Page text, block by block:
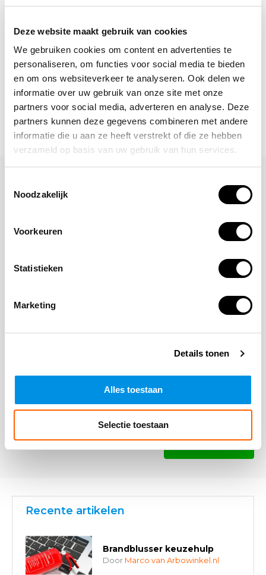
Deze website maakt gebruik van cookies
We gebruiken cookies om content en advertenties te
personaliseren, om functies voor social media te bieden
en om ons websiteverkeer te analyseren. Ook delen we
informatie over uw gebruik van onze site met onze
partners voor social media, adverteren en analyse. Deze
partners kunnen deze gegevens combineren met andere
informatie die u aan ze heeft verstrekt of die ze hebben
verzameld op basis van uw gebruik van hun services.
Noodzakelijk
Voorkeuren
Statistieken
Marketing
Details tonen
Alles toestaan
Selectie toestaan
Abonneer
*Uw e-mailadres wordt niet gepubliceerd
* Verplichte velden Verstuur
Recente artikelen
Brandblusser keuzehulp
Door Marco van Arbowinkel.nl